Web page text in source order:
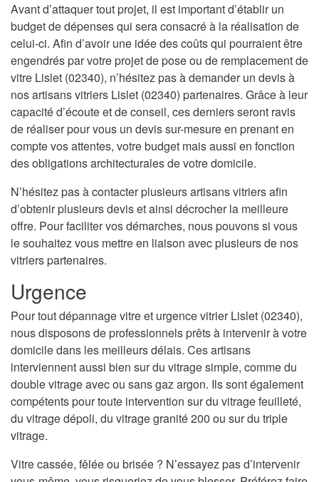
Avant d’attaquer tout projet, il est important d’établir un
budget de dépenses qui sera consacré à la réalisation de
celui-ci. Afin d’avoir une idée des coûts qui pourraient être
engendrés par votre projet de pose ou de remplacement de
vitre Lislet (02340), n’hésitez pas à demander un devis à
nos artisans vitriers Lislet (02340) partenaires. Grâce à leur
capacité d’écoute et de conseil, ces derniers seront ravis
de réaliser pour vous un devis sur-mesure en prenant en
compte vos attentes, votre budget mais aussi en fonction
des obligations architecturales de votre domicile.
N’hésitez pas à contacter plusieurs artisans vitriers afin
d’obtenir plusieurs devis et ainsi décrocher la meilleure
offre. Pour faciliter vos démarches, nous pouvons si vous
le souhaitez vous mettre en liaison avec plusieurs de nos
vitriers partenaires.
Urgence
Pour tout dépannage vitre et urgence vitrier Lislet (02340),
nous disposons de professionnels prêts à intervenir à votre
domicile dans les meilleurs délais. Ces artisans
interviennent aussi bien sur du vitrage simple, comme du
double vitrage avec ou sans gaz argon. Ils sont également
compétents pour toute intervention sur du vitrage feuilleté,
du vitrage dépoli, du vitrage granité 200 ou sur du triple
vitrage.
Vitre cassée, fêlée ou brisée ? N’essayez pas d’intervenir